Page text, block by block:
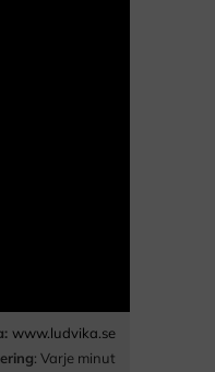
www.ludvika.se
: Varje minut